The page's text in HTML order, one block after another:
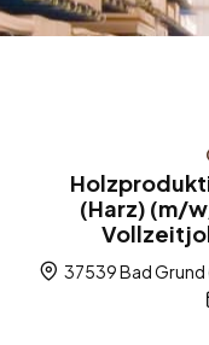
(Harz) (m/
37539 Bad Grund